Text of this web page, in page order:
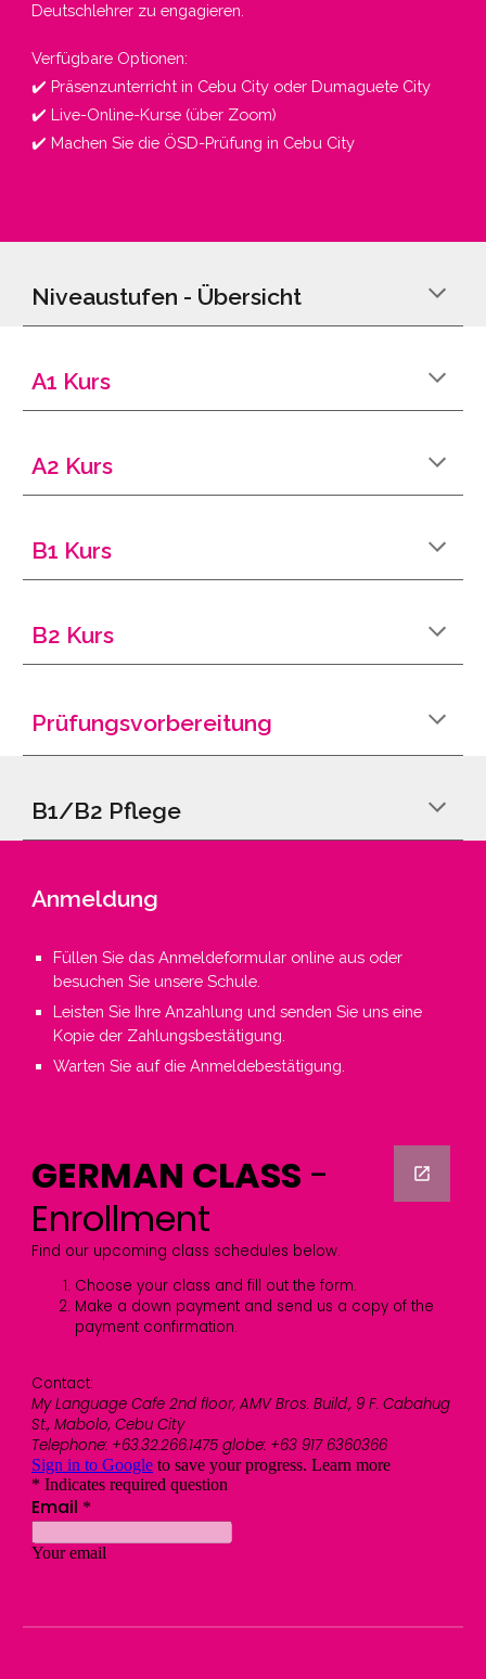
Deutschlehrer zu engagieren.
Verfügbare Optionen:
✔️ Präsenzunterricht in Cebu City oder Dumaguete City
✔️ Live-Online-Kurse (über Zoom)
✔️ Machen Sie die ÖSD-Prüfung in Cebu City
Niveaustufen - Übersicht
A1 Kurs
A2 Kurs
B1 Kurs
B2 Kurs
Prüfungsvorbereitung
B1/B2 Pflege
Anmeldung
Füllen Sie das Anmeldeformular online aus oder
besuchen Sie unsere Schule.
Leisten Sie Ihre Anzahlung und senden Sie uns eine
Kopie der Zahlungsbestätigung.
Warten Sie auf die Anmeldebestätigung.